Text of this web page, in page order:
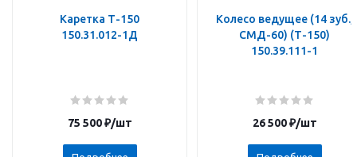
Каретка Т-150
150.31.012-1Д
75 500₽/шт
Колесо ведущее (14 зуб.,
СМД-60) (Т-150)
150.39.111-1
26 500₽/шт